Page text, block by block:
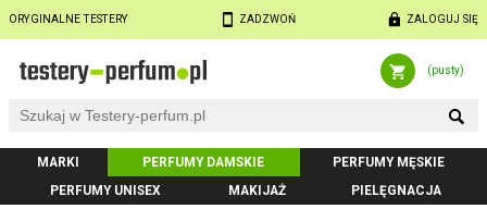
ORYGINALNE TESTERY ZADZWOŃ ZALOGUJ SIĘ
(pusty)
MARKI PERFUMY DAMSKIE
PERFUMY MĘSKIE
PERFUMY UNISEX
MAKIJAŻ PIELĘGNACJA